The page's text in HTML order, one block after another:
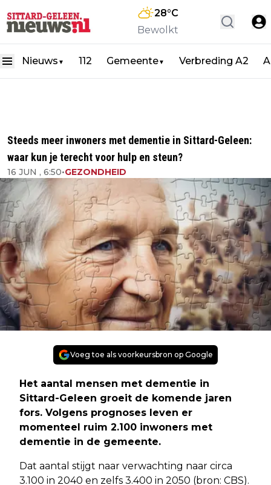
28°C
Bewolkt
Nieuws ▼ 112 Gemeente▼ Verbreding A2
Steeds meer inwoners met dementie in Sittard-Geleen:
waar kun je terecht voor hulp en steun?
16 JUN , 6:50•GEZONDHEID
Voeg toe als voorkeursbron op Google
Het aantal mensen met dementie in
Sittard-Geleen groeit de komende jaren
fors. Volgens prognoses leven er
momenteel ruim 2.100 inwoners met
dementie in de gemeente.
Dat aantal stijgt naar verwachting naar circa
3.100 in 2040 en zelfs 3.400 in 2050 (bron: CBS).